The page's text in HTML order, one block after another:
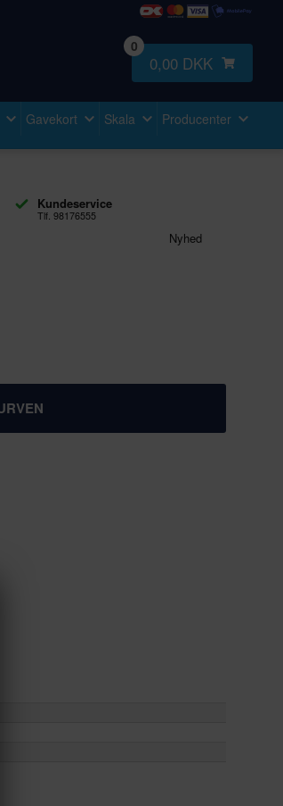
0
0,00 DKK
Gavekort Skala Producenter
Kundeservice
Tlf. 98176555
Nyhed